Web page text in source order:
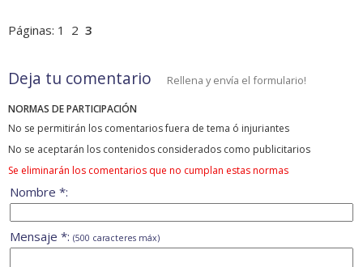
Páginas: 1 2 3
Deja tu comentario Rellena y envía el formulario!
NORMAS DE PARTICIPACIÓN
No se permitirán los comentarios fuera de tema ó injuriantes
No se aceptarán los contenidos considerados como publicitarios
Se eliminarán los comentarios que no cumplan estas normas
Nombre *:
Mensaje *: (500 caracteres máx)